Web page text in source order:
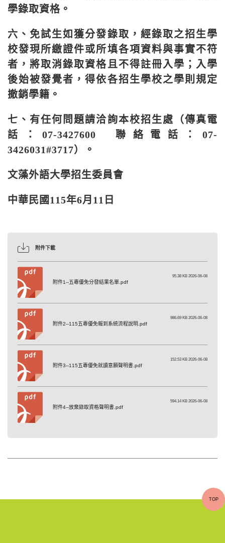
學錄取資格。
六、免試生如獲分發錄取，經錄取之招生學
校發現所繳證件或所填各項資料與事實不符
者，將取消錄取資格且不得註冊入學；入學
後始被發覺者，得依各招生學校之學則規定
撤銷學籍。
七、有任何問題請洽詢本校招生處（傳真電
話：07-3427600聯絡電話：07-
3426031#3717）。
文藻外語大學招生委員會
中華民國 115年6月 11 日
附件下載
附件1--五專優免分發結果名單.pdf
95.38 KB 2026-06-08
附件2--115五專優免報到系統流程說明.pdf
986.69 KB 2026-06-08
附件3--115五專優免就讀意願聲明書.pdf
152.53 KB 2026-06-08
附件4--放棄錄取資格聲明書.pdf
594.14 KB 2026-06-08
TOP